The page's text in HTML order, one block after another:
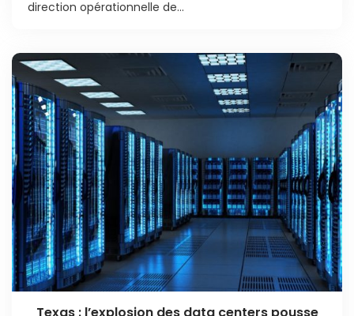
direction opérationnelle de...